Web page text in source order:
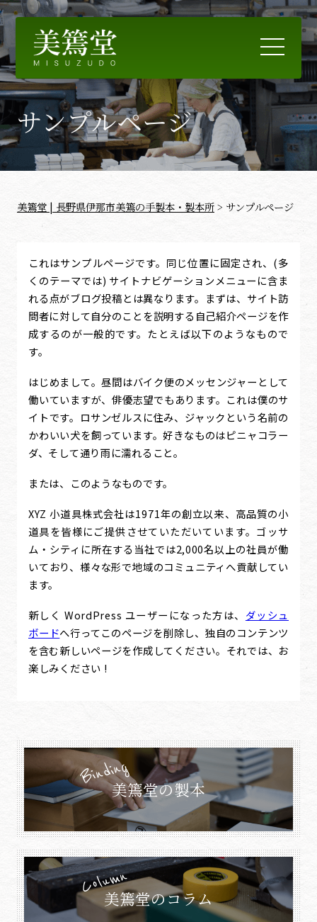
お知らせ
製本のお見積り
これまでの制作例
美篶堂について
お問合せ
サンプルページ
美篶堂 | 長野県伊那市美篶の手製本・製本所> サンプルページ
これはサンプルページです。同じ位置に固定され、(多
くのテーマでは) サイトナビゲーションメニューに含ま
れる点がブログ投稿とは異なります。まずは、サイト訪
問者に対して自分のことを説明する自己紹介ページを作
成するのが一般的です。たとえば以下のようなもので
す。
はじめまして。昼間はバイク便のメッセンジャーとして
働いていますが、俳優志望でもあります。これは僕のサ
イトです。ロサンゼルスに住み、ジャックという名前の
かわいい犬を飼っています。好きなものはピニャコラー
ダ、そして通り雨に濡れること。
または、このようなものです。
XYZ 小道具株式会社は1971年の創立以来、高品質の小
道具を皆様にご提供させていただいています。ゴッサ
ム・シティに所在する当社では2,000名以上の社員が働
いており、様々な形で地域のコミュニティへ貢献してい
ます。
新しく WordPress ユーザーになった方は、 ダッシュ
ボードへ行ってこのページを削除し、独自のコンテンツ
を含む新しいページを作成してください。それでは、お
楽しみください !
Binding
美篶堂の製本
Column
美篶堂のコラム